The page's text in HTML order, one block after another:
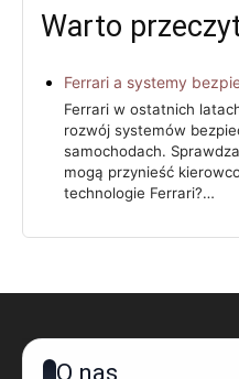
Warto
Ferrari a systemy
Ferrari w ostatnich
rozwój systemów
samochodach.
mogą przynieść
technologie Ferrari?…
O nas